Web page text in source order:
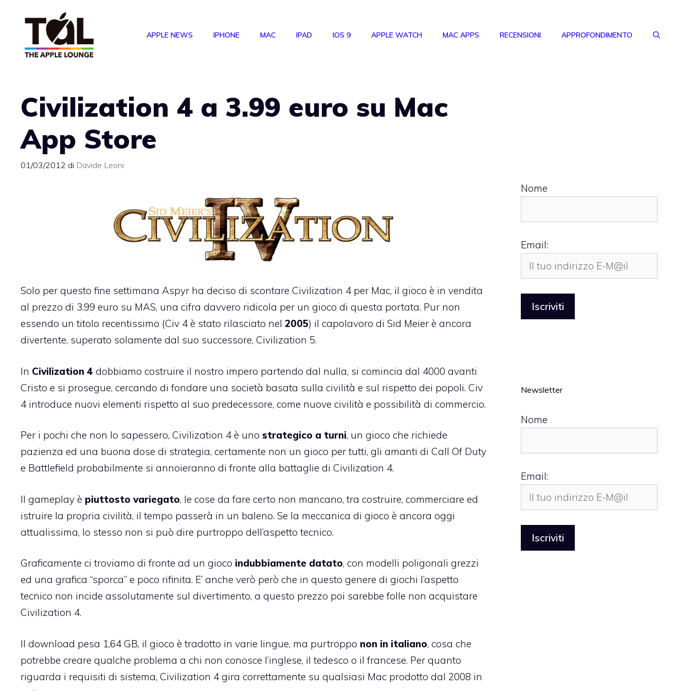
APPLE NEWS IPHONE MAC IPAD IOS 9 APPLE WATCH MAC APPS RECENSIONI APPROFONDIMENTO
Civilization 4 a 3.99 euro su Mac
App Store
01/03/2012 di Davide Leoni
Solo per questo fine settimana Aspyr ha deciso di scontare Civilization 4 per Mac, il gioco è in vendita
al prezzo di 3.99 euro su MAS, una cifra davvero ridicola per un gioco di questa portata. Pur non
essendo un titolo recentissimo (Civ 4 è stato rilasciato nel 2005) il capolavoro di Sid Meier è ancora
divertente, superato solamente dal suo successore, Civilization 5.
In Civilization 4 dobbiamo costruire il nostro impero partendo dal nulla, si comincia dal 4000 avanti
Cristo e si prosegue, cercando di fondare una società basata sulla civilità e sul rispetto dei popoli. Civ
4 introduce nuovi elementi rispetto al suo predecessore, come nuove civilità e possibilità di commercio.
Per i pochi che non lo sapessero, Civilization 4 è uno strategico a turni, un gioco che richiede
pazienza ed una buona dose di strategia, certamente non un gioco per tutti, gli amanti di Call Of Duty
e Battlefield probabilmente si annoieranno di fronte alla battaglie di Civilization 4.
Il gameplay è piuttosto variegato, le cose da fare certo non mancano, tra costruire, commerciare ed
istruire la propria civilità, il tempo passerà in un baleno. Se la meccanica di gioco è ancora oggi
attualissima, lo stesso non si può dire purtroppo dell’aspetto tecnico.
Graficamente ci troviamo di fronte ad un gioco indubbiamente datato, con modelli poligonali grezzi
ed una grafica “sporca” e poco rifinita. E’ anche verò però che in questo genere di giochi l’aspetto
tecnico non incide assolutamente sul divertimento, a questo prezzo poi sarebbe folle non acquistare
Civilization 4.
Il download pesa 1,64 GB, il gioco è tradotto in varie lingue, ma purtroppo non in italiano, cosa che
potrebbe creare qualche problema a chi non conosce l’inglese, il tedesco o il francese. Per quanto
riguarda i requisiti di sistema, Civilization 4 gira correttamente su qualsiasi Mac prodotto dal 2008 in
Nome
Email:
Newsletter
Nome
Email: